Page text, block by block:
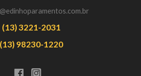
(13) 3221-2031
(13) 98230-1220